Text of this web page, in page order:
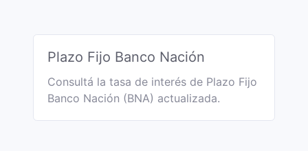
Plazo Fijo Banco Nación
Consultá la tasa de interés de Plazo Fijo
Banco Nación (BNA) actualizada.